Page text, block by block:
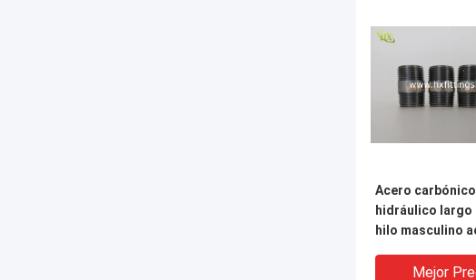
Acero
hidráulico largo
hilo masculino
de tuboMejor